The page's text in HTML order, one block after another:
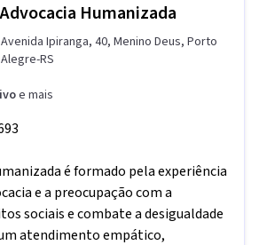
Humanizada
Avenida Ipiranga,40,Menino Deus,Porto
Alegre-RS
e mais
é formado pela experiência
e a preocupação com a
sociais e combate a desigualdade
atendimento empático,